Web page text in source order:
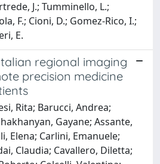
J.; Tumminello, L.;
F.; Cioni, D.; Gomez-Rico, I.;
E.
regional imaging
precision medicine
Rita; Barucci, Andrea;
Gayane; Assante,
Elena; Carlini, Emanuele;
Claudia; Cavallero, Diletta;